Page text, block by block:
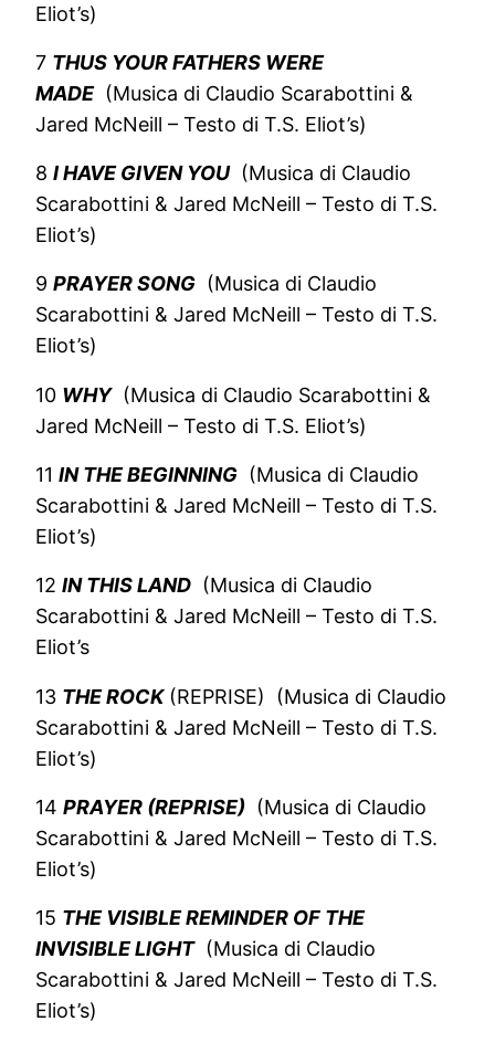
Eliot’s)
7 THUS YOUR FATHERS WERE
MADE(Musica di Claudio Scarabottini &
Jared McNeill – Testo di T.S. Eliot’s)
8 I HAVE GIVEN YOU(Musica di Claudio
Scarabottini & Jared McNeill – Testo di T.S.
Eliot’s)
9 PRAYER SONG (Musica di Claudio
Scarabottini & Jared McNeill – Testo di T.S.
Eliot’s)
10 WHY(Musica di Claudio Scarabottini &
Jared McNeill – Testo di T.S. Eliot’s)
11 IN THE BEGINNING (Musica di Claudio
Scarabottini & Jared McNeill – Testo di T.S.
Eliot’s)
12 IN THIS LAND (Musica di Claudio
Scarabottini & Jared McNeill – Testo di T.S.
Eliot’s
13 THE ROCK(REPRISE) (Musica di Claudio
Scarabottini & Jared McNeill – Testo di T.S.
Eliot’s)
14 PRAYER (REPRISE) (Musica di Claudio
Scarabottini & Jared McNeill – Testo di T.S.
Eliot’s)
15 THE VISIBLE REMINDER OF THE
INVISIBLE LIGHT(Musica di Claudio
Scarabottini & Jared McNeill – Testo di T.S.
Eliot’s)